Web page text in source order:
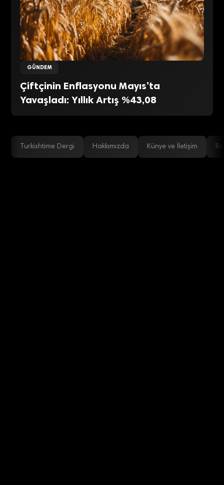
GÜNDEM
Çiftçinin Enflasyonu Mayıs’ta
Yavaşladı: Yıllık Artış %43,08
Turkishtime Dergi Hakkımızda Künye ve İletişim